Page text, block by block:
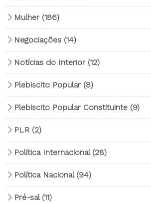
Mulher (186)
Negociações (14)
Notícias do Interior (12)
Plebiscito Popular (8)
Plebiscito Popular Constituinte (9)
PLR (2)
Política Internacional (28)
Política Nacional (94)
Pré-sal (11)